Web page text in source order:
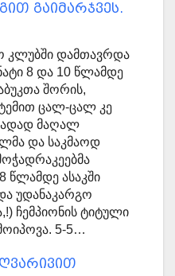
გაიმარჯვეს.
კლუბში დამთავრდა
8 და 10 წლამდე
შორის,
ცალ-ცალ კე
მაღალ
და საკმაოდ
წლამდე ასაკში
უდანაკარგო
ჩემპიონის ტიტული
5-5…